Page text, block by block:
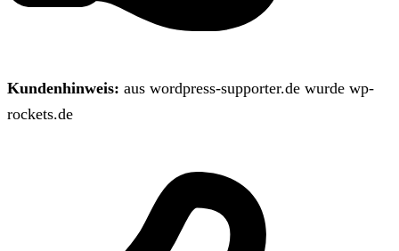
Kundenhinweis: aus wordpress-supporter.de wurde wp-
rockets.de